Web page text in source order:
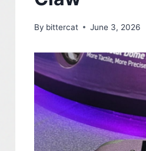
By bittercat June 3, 2026